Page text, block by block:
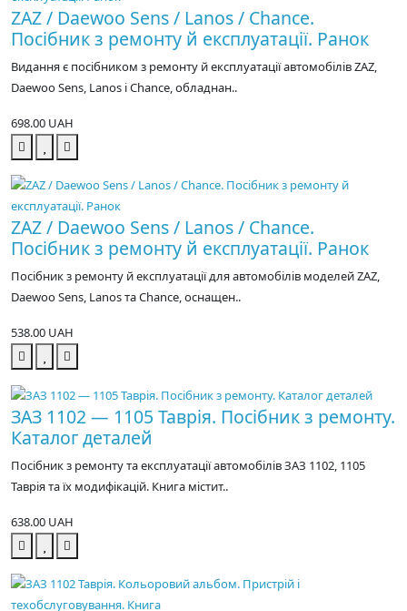
ZAZ / Daewoo Sens / Lanos / Chance.
Посібник з ремонту й експлуатації. Ранок
Видання є посібником з ремонту й експлуатації автомобілів ZAZ,
Daewoo Sens, Lanos і Chance, обладнан..
698.00 UAH
ZAZ / Daewoo Sens / Lanos / Chance.
Посібник з ремонту й експлуатації. Ранок
Посібник з ремонту й експлуатації для автомобілів моделей ZAZ,
Daewoo Sens, Lanos та Chance, оснащен..
538.00 UAH
ЗАЗ 1102 — 1105 Таврія. Посібник з ремонту.
Каталог деталей
Посібник з ремонту та експлуатації автомобілів ЗАЗ 1102, 1105
Таврія та їх модифікацій. Книга містит..
638.00 UAH